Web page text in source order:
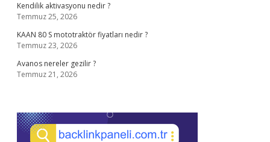
Kendilik aktivasyonu nedir ?
Temmuz 25, 2026
KAAN 80 S mototraktör fiyatları nedir ?
Temmuz 23, 2026
Avanos nereler gezilir ?
Temmuz 21, 2026